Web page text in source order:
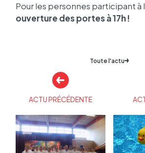
Pour les personnes parti­ci­pant à
ouver­ture des portes à 17h!
Toute l'actu
Autres
actualités
ACTU PRÉCÉDENTE